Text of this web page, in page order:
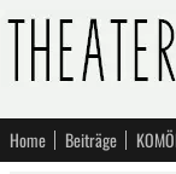
Home Beiträge